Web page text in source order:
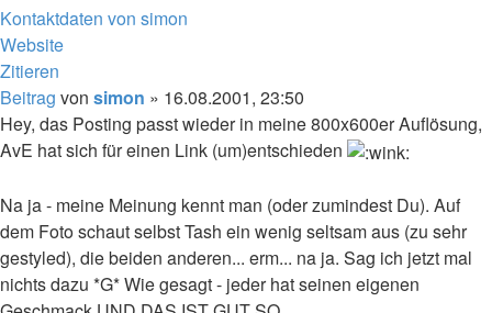
Kontaktdaten von simon
Website
Zitieren
Beitrag von simon » 16.08.2001, 23:50
Hey, das Posting passt wieder in meine 800x600er Auflösung,
AvE hat sich für einen Link (um)entschieden
Na ja - meine Meinung kennt man (oder zumindest Du). Auf
dem Foto schaut selbst Tash ein wenig seltsam aus (zu sehr
gestyled), die beiden anderen... erm... na ja. Sag ich jetzt mal
nichts dazu *G* Wie gesagt - jeder hat seinen eigenen